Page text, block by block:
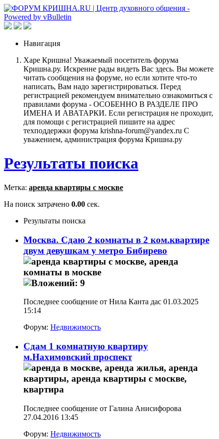
Навигация
Харе Кришна! Уважаемый посетитель форума
Кришна.ру. Искренне рады видеть Вас здесь. Вы можете
читать сообщения на форуме, но если хотите что-то
написать, Вам надо зарегистрироваться. Перед
регистрацией рекомендуем внимательно ознакомиться с
правилами форума - ОСОБЕННО В РАЗДЕЛЕ ПРО
ИМЕНА И АВАТАРКИ. Если регистрация не проходит,
для помощи с регистрацией пишите на адрес
техподдержки форума krishna-forum@yandex.ru С
уважением, администрация форума Кришна.ру
Результаты поиска
Метка: аренда квартиры с москве
На поиск затрачено 0.00 сек.
Результаты поиска
Москва. Сдаю 2 комнаты в 2 ком.квартире
двум девушкам у метро Бибирево
Последнее сообщение от Нила Канта дас 01.03.2025
15:14
Форум: Недвижимость
Сдам 1 комнатную квартиру
м.Нахимовский проспект
Последнее сообщение от Галина Анисифорова
27.04.2016 13:45
Форум: Недвижимость